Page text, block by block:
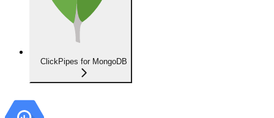
ClickPipes for MongoDB